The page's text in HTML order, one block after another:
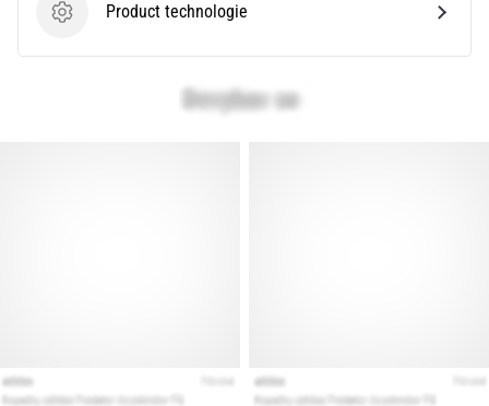
Product technologie
Product technologie